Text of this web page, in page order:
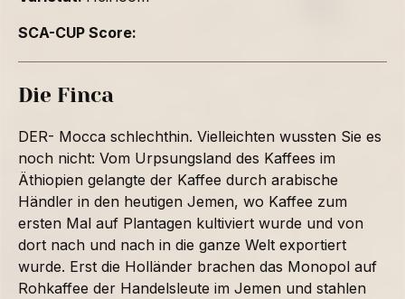
SCA-CUP Score:
Die Finca
DER- Mocca schlechthin. Vielleichten wussten Sie es
noch nicht: Vom Urpsungsland des Kaffees im
Äthiopien gelangte der Kaffee durch arabische
Händler in den heutigen Jemen, wo Kaffee zum
ersten Mal auf Plantagen kultiviert wurde und von
dort nach und nach in die ganze Welt exportiert
wurde. Erst die Holländer brachen das Monopol auf
Rohkaffee der Handelsleute im Jemen und stahlen